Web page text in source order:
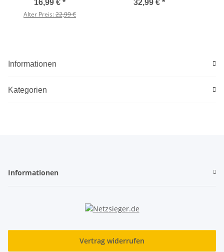
Checks
16,99 € *
Alter Preis:22,99 €
32,99 € *
Informationen
Kategorien
Informationen
Vertrag widerrufen